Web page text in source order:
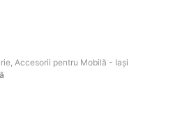
Accesorii pentru Mobilă - Iaşi